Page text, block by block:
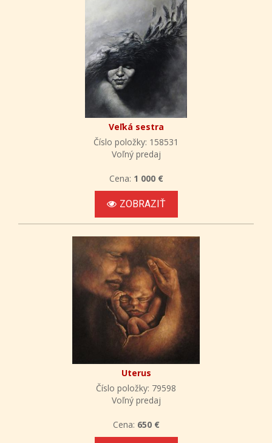
Veľká sestra
Číslo položky: 158531
Voľný predaj
Cena: 1 000 €
ZOBRAZIŤ
Uterus
Číslo položky: 79598
Voľný predaj
Cena: 650 €